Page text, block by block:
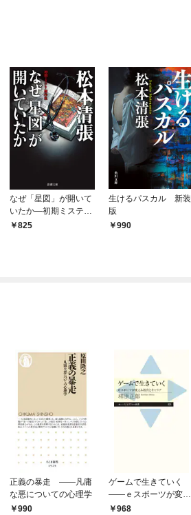
なぜ「星図」が開いて
いたか—初期ミステリ
傑作集—（新潮文庫）
825
生けるパスカル 新装
版
990
正義の暴走 ――凡庸
な悪についての心理学
990
ゲームで生きていく
――ｅスポーツが変え
る教育とキャリア
968